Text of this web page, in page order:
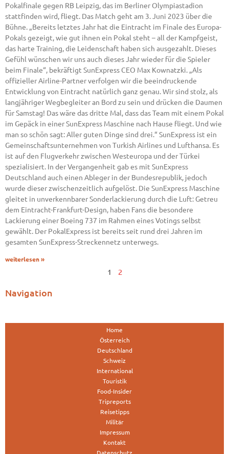
Pokalfinale gegen RB Leipzig, das im Berliner Olympiastadion
stattfinden wird, fliegt. Das Match geht am 3. Juni 2023 über die
Bühne. „Bereits letztes Jahr hat die Eintracht im Finale des Europa-
Pokals gezeigt, wie gut ihnen ein Pokal steht – all der Kampfgeist,
das harte Training, die Leidenschaft haben sich ausgezahlt. Dieses
Gefühl wünschen wir uns auch dieses Jahr wieder für die Spieler
beim Finale“, bekräftigt SunExpress CEO Max Kownatzki. „Als
offizieller Airline-Partner verfolgen wir die beeindruckende
Entwicklung von Eintracht natürlich ganz genau. Wir sind stolz, als
langjähriger Wegbegleiter an Bord zu sein und drücken die Daumen
für Samstag! Das wäre das dritte Mal, dass das Team mit einem Pokal
im Gepäck in einer SunExpress Maschine nach Hause fliegt. Und wie
man so schön sagt: Aller guten Dinge sind drei.“ SunExpress ist ein
Gemeinschaftsunternehmen von Turkish Airlines und Lufthansa. Es
ist auf den Flugverkehr zwischen Westeuropa und der Türkei
spezialisiert. In der Vergangenheit gab es mit SunExpress
Deutschland auch einen Ableger in der Bundesrepublik, jedoch
wurde dieser zwischenzeitlich aufgelöst. Die SunExpress Maschine
gleitet in unverkennbarer Sonderlackierung durch die Luft: Getreu
dem Eintracht-Frankfurt-Design, haben Fans die besondere
Lackierung einer Boeing 737 im Rahmen eines Votings selbst
gewählt. Der PokalExpress ist bereits seit rund drei Jahren im
gesamten SunExpress-Streckennetz unterwegs.
weiterlesen »
1 2
Navigation
Home
Österreich
Deutschland
Schweiz
International
Touristik
Food-Insider
Tripreports
Reisetipps
Militär
Impressum
Kontakt